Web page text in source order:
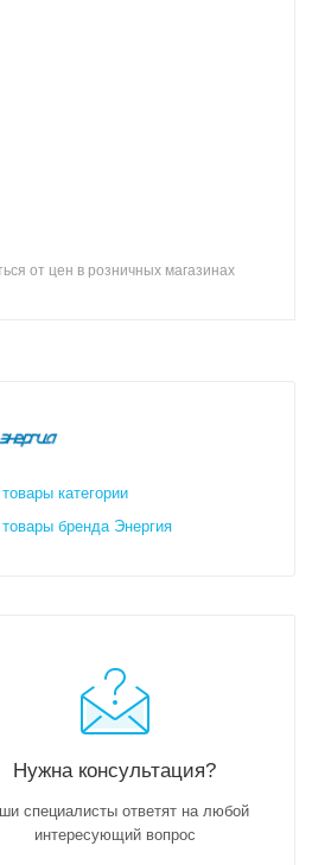
от цен в розничных магазинах
категории
бренда Энергия
Нужна консультация?
специалисты ответят на любой
интересующий вопрос